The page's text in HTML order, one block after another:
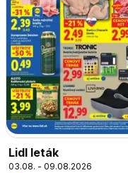
Lidl leták
03.08. - 09.08.2026